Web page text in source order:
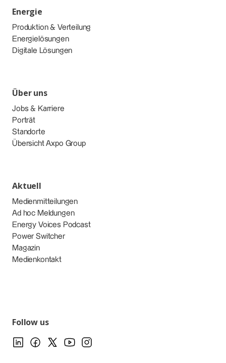
Energie
Produktion & Verteilung
Energielösungen
Digitale Lösungen
Über uns
Jobs & Karriere
Porträt
Standorte
Übersicht Axpo Group
Aktuell
Medienmitteilungen
Ad hoc Meldungen
Energy Voices Podcast
Power Switcher
Magazin
Medienkontakt
Follow us